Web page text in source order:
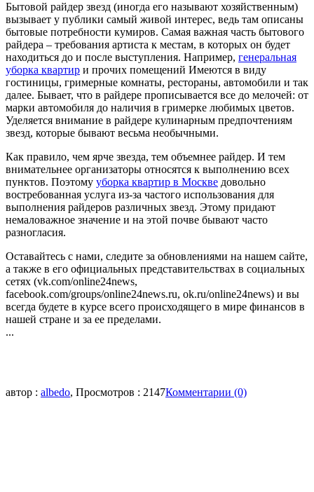
Бытовой райдер звезд (иногда его называют хозяйственным)
вызывает у публики самый живой интерес, ведь там описаны
бытовые потребности кумиров. Самая важная часть бытового
райдера – требования артиста к местам, в которых он будет
находиться до и после выступления. Например, генеральная
уборка квартир и прочих помещений Имеются в виду
гостиницы, гримерные комнаты, рестораны, автомобили и так
далее. Бывает, что в райдере прописывается все до мелочей: от
марки автомобиля до наличия в гримерке любимых цветов.
Уделяется внимание в райдере кулинарным предпочтениям
звезд, которые бывают весьма необычными.
Как правило, чем ярче звезда, тем объемнее райдер. И тем
внимательнее организаторы относятся к выполнению всех
пунктов. Поэтому уборка квартир в Москве довольно
востребованная услуга из-за частого использования для
выполнения райдеров различных звезд. Этому придают
немаловажное значение и на этой почве бывают часто
разногласия.
Оставайтесь с нами, следите за обновлениями на нашем сайте,
а также в его официальных представительствах в социальных
сетях (vk.com/online24news,
facebook.com/groups/online24news.ru, ok.ru/online24news) и вы
всегда будете в курсе всего происходящего в мире финансов в
нашей стране и за ее пределами.
...
автор : albedo, Просмотров : 2147Комментарии (0)